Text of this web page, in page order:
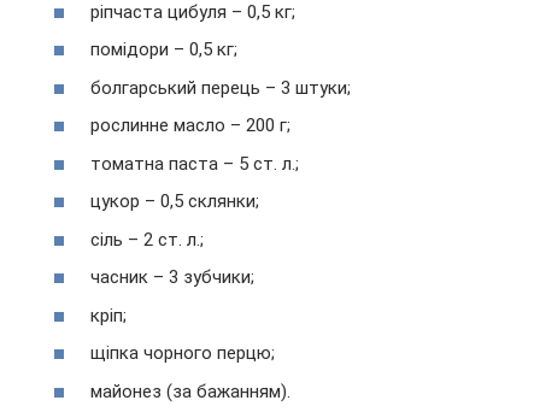
ріпчаста цибуля – 0,5 кг;
помідори – 0,5 кг;
болгарський перець – 3 штуки;
рослинне масло – 200 г;
томатна паста – 5 ст. л.;
цукор – 0,5 склянки;
сіль – 2 ст. л.;
часник – 3 зубчики;
кріп;
щіпка чорного перцю;
майонез (за бажанням).